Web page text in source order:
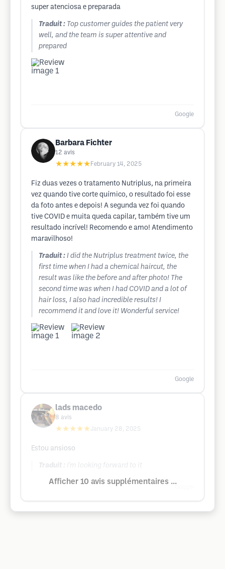
super atenciosa e preparada
Traduit : Top customer guides the patient very
well, and the team is super attentive and
prepared
Google
Barbara Fichter
12 avis
★★★★★ February 14, 2025
Fiz duas vezes o tratamento Nutriplus, na primeira
vez quando tive corte químico, o resultado foi esse
da foto antes e depois! A segunda vez foi quando
tive COVID e muita queda capilar, também tive um
resultado incrível! Recomendo e amo! Atendimento
maravilhoso!
Traduit : I did the Nutriplus treatment twice, the
first time when I had a chemical haircut, the
result was like the before and after photo! The
second time was when I had COVID and a lot of
hair loss, I also had incredible results! I
recommend it and love it! Wonderful service!
Google
lads macedo
8 avis
★★★★★January 28, 2025
Estou ansioso
Traduit : I'm looking forward to it
Afficher 10 avis supplémentaires ...